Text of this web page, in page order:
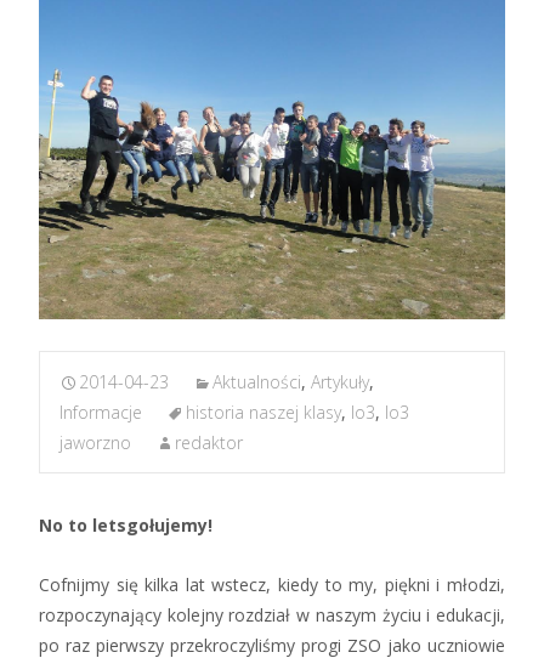
2014-04-23 Aktualności, Artykuły,
Informacje
historia naszej klasy, lo3, lo3
jaworzno
redaktor
No to letsgołujemy!
Cofnijmy się kilka lat wstecz, kiedy to my, piękni i młodzi,
rozpoczynający kolejny rozdział w naszym życiu i edukacji,
po raz pierwszy przekroczyliśmy progi ZSO jako uczniowie